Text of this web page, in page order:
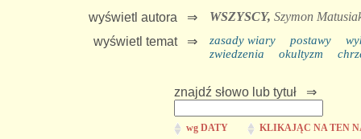
wyświetl autora ⇒ WSZYSCY, Szymon
wyświetl temat ⇒
zasady wiary postawy
zwiedzenia
okultyzm
znajdź słowo lub tytuł ⇒
wg DATY KLIKAJĄC NA TEN